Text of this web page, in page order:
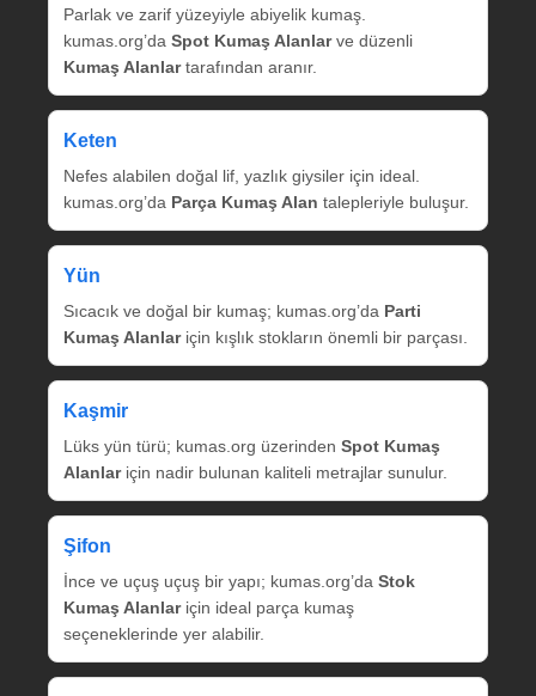
Parlak ve zarif yüzeyiyle abiyelik kumaş.
kumas.org’da Spot Kumaş Alanlarve düzenli
Kumaş Alanlartarafından aranır.
Keten
Nefes alabilen doğal lif, yazlık giysiler için ideal.
kumas.org’da Parça Kumaş Alan talepleriyle buluşur.
Yün
Sıcacık ve doğal bir kumaş; kumas.org’da Parti
Kumaş Alanlariçin kışlık stokların önemli bir parçası.
Kaşmir
Lüks yün türü; kumas.org üzerinden Spot Kumaş
Alanlariçin nadir bulunan kaliteli metrajlar sunulur.
Şifon
İnce ve uçuş uçuş bir yapı; kumas.org’da Stok
Kumaş Alanlariçin ideal parça kumaş
seçeneklerinde yer alabilir.